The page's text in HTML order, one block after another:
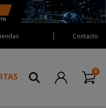
Contacto